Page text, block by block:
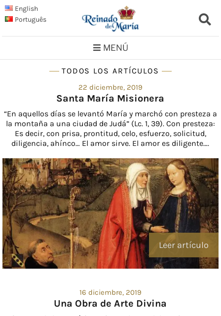
Saltar
al
contenido
English
Português
MENÚ
TODOS LOS ARTÍCULOS
22 diciembre, 2019
Santa María Misionera
“En aquellos días se levantó María y marchó con presteza a
la montaña a una ciudad de Judá” (Lc. 1, 39). Con presteza:
Es decir, con prisa, prontitud, celo, esfuerzo, solicitud,
diligencia, ahínco… El amor sirve. El amor es diligente….
Leer artículo
16 diciembre, 2019
Una Obra de Arte Divina